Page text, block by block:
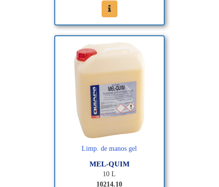
Limp. de manos gel
MEL-QUIM
10 L
10214.10